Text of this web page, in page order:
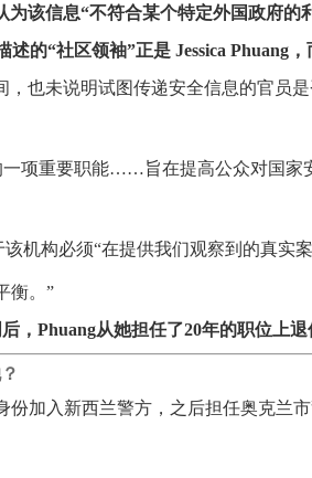
为该信息“不符合某个特定外国政府的
的“社区领袖”正是 Jessica Phuang
，也未说明试图传递安全信息的官员
一项重要职能……旨在提高公众对国家
机构必须“在提供我们观察到的真实
衡。”
，Phuang从她担任了20年的职位上退
份加入新西兰警方，之后担任奥克兰